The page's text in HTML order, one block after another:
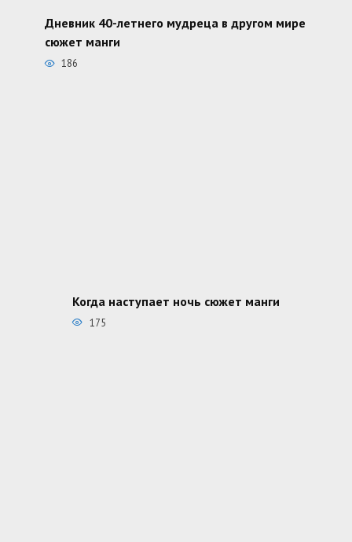
Дневник 40-летнего мудреца в другом мире
сюжет манги
186
Когда наступает ночь сюжет манги
175